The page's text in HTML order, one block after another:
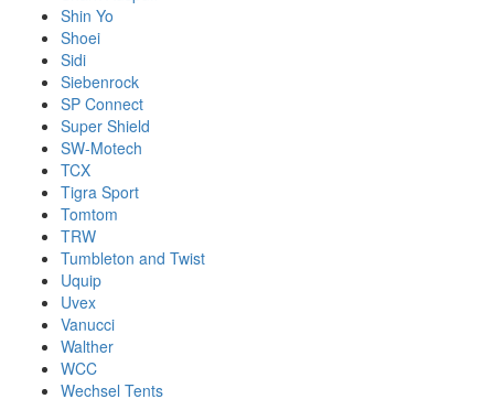
Shin Yo
Shoei
Sidi
Siebenrock
SP Connect
Super Shield
SW-Motech
TCX
Tigra Sport
Tomtom
TRW
Tumbleton and Twist
Uquip
Uvex
Vanucci
Walther
WCC
Wechsel Tents